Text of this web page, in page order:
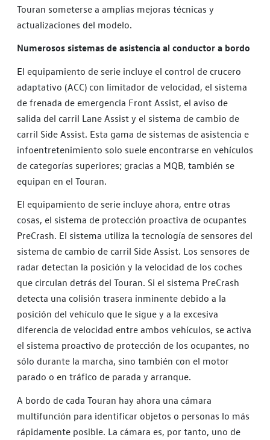
Touran someterse a amplias mejoras técnicas y
actualizaciones del modelo.
Numerosos sistemas de asistencia al conductor a bordo
El equipamiento de serie incluye el control de crucero
adaptativo (ACC) con limitador de velocidad, el sistema
de frenada de emergencia Front Assist, el aviso de
salida del carril Lane Assist y el sistema de cambio de
carril Side Assist. Esta gama de sistemas de asistencia e
infoentretenimiento solo suele encontrarse en vehículos
de categorías superiores; gracias a MQB, también se
equipan en el Touran.
El equipamiento de serie incluye ahora, entre otras
cosas, el sistema de protección proactiva de ocupantes
PreCrash. El sistema utiliza la tecnología de sensores del
sistema de cambio de carril Side Assist. Los sensores de
radar detectan la posición y la velocidad de los coches
que circulan detrás del Touran. Si el sistema PreCrash
detecta una colisión trasera inminente debido a la
posición del vehículo que le sigue y a la excesiva
diferencia de velocidad entre ambos vehículos, se activa
el sistema proactivo de protección de los ocupantes, no
sólo durante la marcha, sino también con el motor
parado o en tráfico de parada y arranque.
A bordo de cada Touran hay ahora una cámara
multifunción para identificar objetos o personas lo más
rápidamente posible. La cámara es, por tanto, uno de